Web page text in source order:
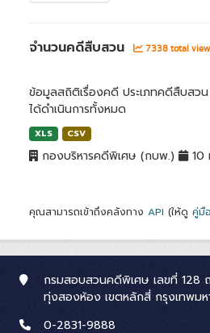
จำนวนคดีสืบสวน 7338 total
ข้อมูลสถิติเรื่องคดี ประเภทคดีสืบสว
ได้ดำเนินการทั้งหมด
XLS CSV
กองบริหารคดีพิเศษ (กบพ.) 10
คุณสามารถเข้าถึงคลังทาง API (ให้ดู คู่มื
กรมสอบสวนคดีพิเศษ เลขที่ 128
ทุ่งสองห้อง เขตหลักสี่ กรุงเทพมห
0-2831-9888